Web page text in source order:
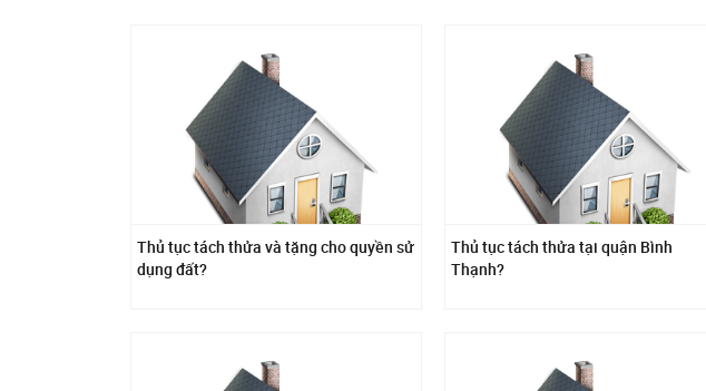
Thủ tục tách thửa và tặng cho quyền sử
dụng đất?
Thủ tục tách thửa tại quận Bình
Thạnh?